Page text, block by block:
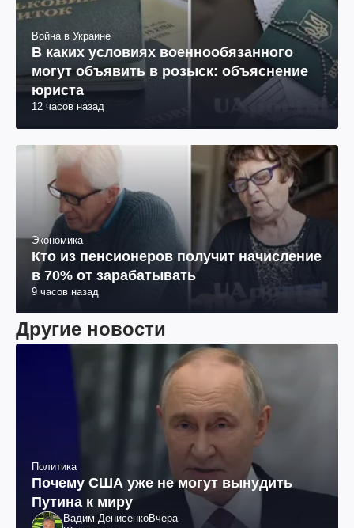
Война в Украине
В каких условиях военнообязанного
могут объявить в розыск: объяснение
юриста
12 часов назад
Экономика
Кто из пенсионеров получит начисление
в 70% от зарабатывать
9 часов назад
Другие новости
Политика
Почему США уже не могут вынудить
Путина к миру
Вадим ДенисенкоВчера